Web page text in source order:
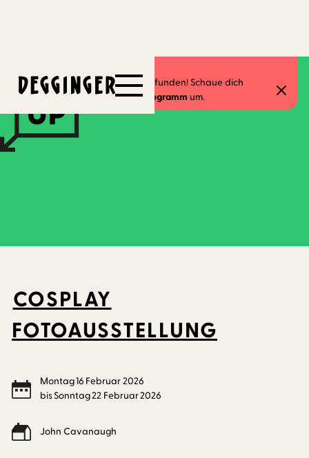
Dieses Event hat schon stattgefunden! Schaue dich
gerne in unseremaktuellen Programm um.
16.2.2026 -22.2.2026
COSPLAY
FOTOAUSSTELLUNG
Montag16 Februar2026
bisSonntag22 Februar2026
John Cavanaugh